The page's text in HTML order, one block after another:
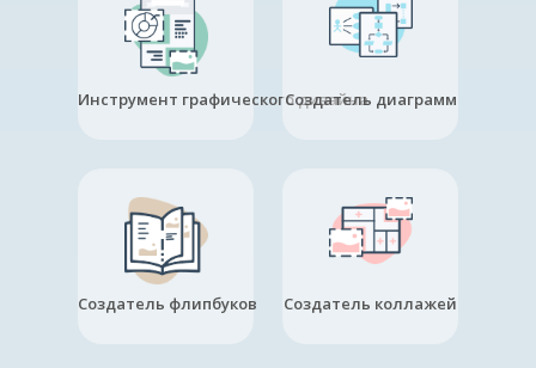
Инструмент графического дизайнаСоздатель диаграмм
Создатель флипбуков Создатель коллажей